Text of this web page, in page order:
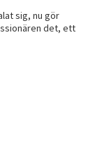
sig, nu gör
det, ett